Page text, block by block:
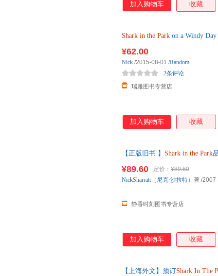
加入购物车 收藏
Shark in the Park on a Windy
¥62.00
瑞雅图书专营店
2条评论
Nick /2015-08-01 /Random
加入购物车 收藏
【正版旧书 】 Shark in the Park
¥89.60 定价： ¥89.60
静香时刻图书专营店
NickSharratt（ 尼克·沙拉特）著 /
加入购物车 收藏
【上海外文】预订Shark In The